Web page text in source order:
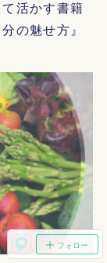
活かす書籍
の魅せ方』
フォロー